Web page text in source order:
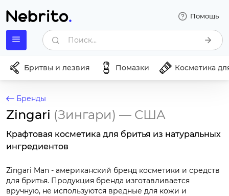
Помощь
Поиск...
Бритвы и лезвия Помазки Косметика
Бренды
Zingari (Зингари) — США
Крафтовая косметика для бритья из натуральных
ингредиентов
Zingari Man - американский бренд косметики и средств
для бритья. Продукция бренда изготавливается
вручную, не используются вредные для кожи и